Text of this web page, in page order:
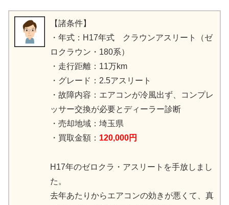
【諸条件】
・年式：H17年式 クラウンアスリート（ゼ
ロクラウン・180系）
・走行距離：11万km
・グレード：2.5アスリート
・故障内容：エアコンが冷風出ず、コンプレ
ッサー交換が必要とディーラー診断
・売却地域：埼玉県
・買取金額： 120,000円
H17年のゼロクラ・アスリートを手放しまし
た。
去年あたりからエアコンの効きが悪くて、真